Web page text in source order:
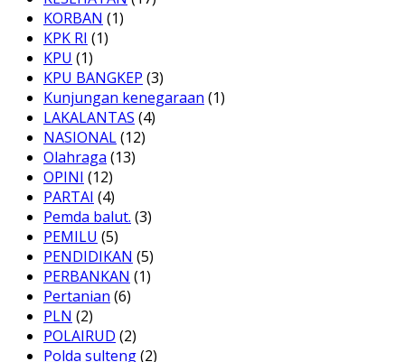
KORBAN (1)
KPK RI (1)
KPU (1)
KPU BANGKEP (3)
Kunjungan kenegaraan (1)
LAKALANTAS (4)
NASIONAL(12)
Olahraga (13)
OPINI (12)
PARTAI (4)
Pemda balut. (3)
PEMILU (5)
PENDIDIKAN (5)
PERBANKAN (1)
Pertanian (6)
PLN (2)
POLAIRUD (2)
Polda sulteng(2)